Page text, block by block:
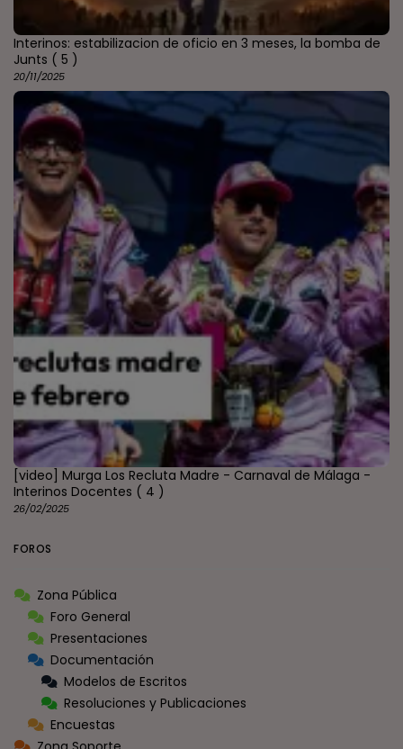
Interinos: estabilizacion de oficio en 3 meses, la bomba de
Junts ( 5 )
20/11/2025
[video] Murga Los Recluta Madre - Carnaval de Málaga -
Interinos Docentes ( 4 )
26/02/2025
FOROS
Zona Pública
Foro General
Presentaciones
Documentación
Modelos de Escritos
Resoluciones y Publicaciones
Encuestas